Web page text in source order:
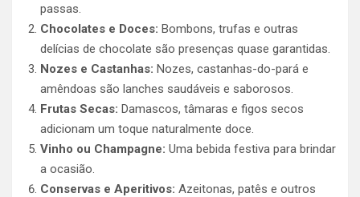
passas.
Chocolates e Doces: Bombons, trufas e outras
delícias de chocolate são presenças quase garantidas.
Nozes e Castanhas: Nozes, castanhas-do-pará e
amêndoas são lanches saudáveis e saborosos.
Frutas Secas: Damascos, tâmaras e figos secos
adicionam um toque naturalmente doce.
Vinho ou Champagne: Uma bebida festiva para brindar
a ocasião.
Conservas e Aperitivos: Azeitonas, patês e outros